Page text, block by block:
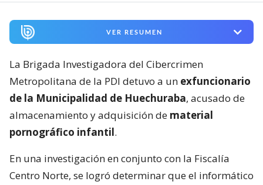
VER RESUMEN
La Brigada Investigadora del Cibercrimen
Metropolitana de la PDI detuvo a un exfuncionario
de la Municipalidad de Huechuraba, acusado de
almacenamiento y adquisición de material
pornográfico infantil.
En una investigación en conjunto con la Fiscalía
Centro Norte, se logró determinar que el informático